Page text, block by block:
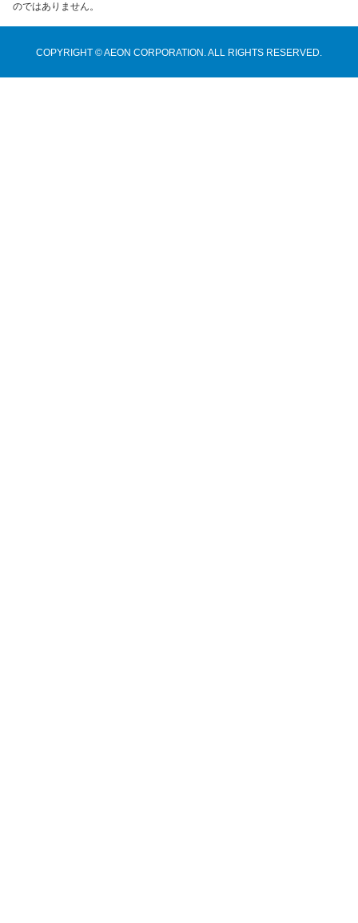
のではありません。
COPYRIGHT © AEON CORPORATION. ALL RIGHTS RESERVED.